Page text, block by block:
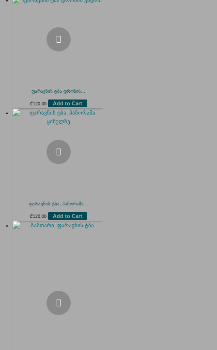
ფარავნის ტბა დრონის...
₾120.00 Add to Cart
ფარავნის ტბა, პანორამა...
₾120.00 Add to Cart